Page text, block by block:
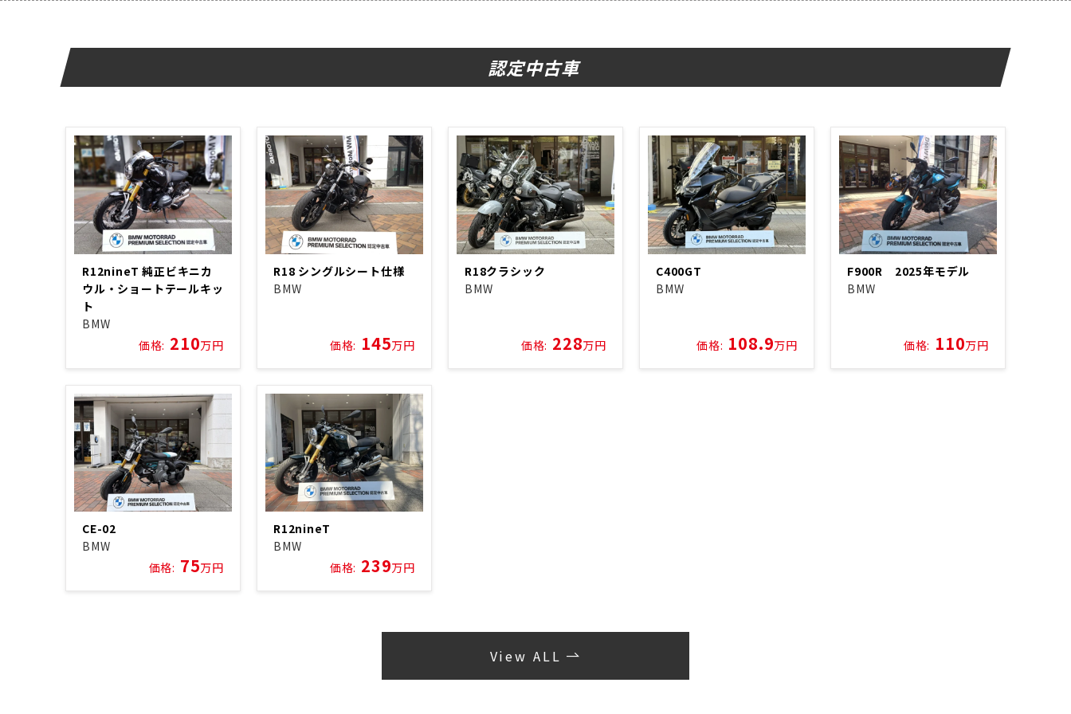
認定中古車
R12nineT 純正ビキニカ
ウル・ショートテールキッ
ト
BMW
価格: 210万円
R18 シングルシート仕様
BMW
価格: 145万円
R18クラシック
BMW
価格: 228万円
C400GT
BMW
価格: 108.9万円
F900R 2025年モデル
BMW
価格: 110万円
CE-02
BMW
価格: 75万円
R12nineT
BMW
価格: 239万円
View ALL